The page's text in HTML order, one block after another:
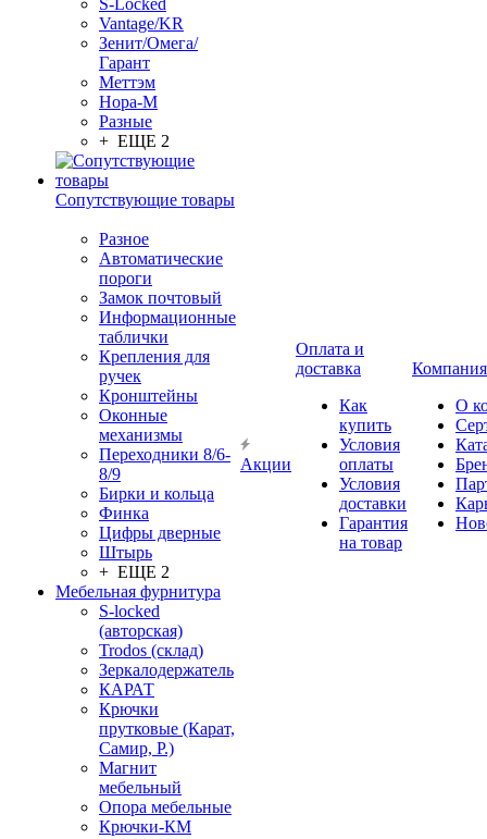
S-Locked
Vantage/KR
Зенит/Омега/
Гарант
Меттэм
Нора-М
Разные
+ ЕЩЕ 2
Сопутствующие товары
Разное
Автоматические
пороги
Замок почтовый
Информационные
таблички
Крепления для
ручек
Кронштейны
Оконные
механизмы
Переходники 8/6-
8/9
Бирки и кольца
Финка
Цифры дверные
Штырь
+ ЕЩЕ 2
Мебельная фурнитура
S-locked
(авторская)
Trodos (склад)
Зеркалодержатель
КАРАТ
Крючки
прутковые (Карат,
Самир, Р.)
Магнит
мебельный
Опора мебельные
Крючки-КМ
Акции
Оплата и
доставка
Как
купить
Условия
оплаты
Условия
доставки
Гарантия
на товар
Компания
О